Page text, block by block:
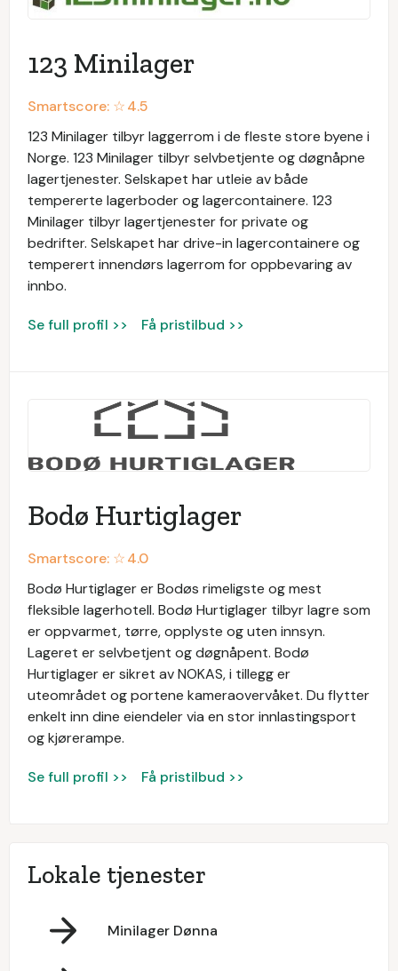
123 Minilager
Smartscore: ☆4.5
123 Minilager tilbyr laggerrom i de fleste store byene i
Norge. 123 Minilager tilbyr selvbetjente og døgnåpne
lagertjenester. Selskapet har utleie av både
tempererte lagerboder og lagercontainere. 123
Minilager tilbyr lagertjenester for private og
bedrifter. Selskapet har drive-in lagercontainere og
temperert innendørs lagerrom for oppbevaring av
innbo.
Se full profil >> Få pristilbud >>
Bodø Hurtiglager
Smartscore: ☆4.0
Bodø Hurtiglager er Bodøs rimeligste og mest
fleksible lagerhotell. Bodø Hurtiglager tilbyr lagre som
er oppvarmet, tørre, opplyste og uten innsyn.
Lageret er selvbetjent og døgnåpent. Bodø
Hurtiglager er sikret av NOKAS, i tillegg er
uteområdet og portene kameraovervåket. Du flytter
enkelt inn dine eiendeler via en stor innlastingsport
og kjørerampe.
Se full profil >> Få pristilbud >>
Lokale tjenester
Minilager Dønna